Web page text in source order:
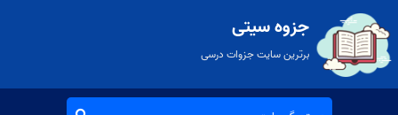
جزوه سیتی
برترین سایت جزوات درسی